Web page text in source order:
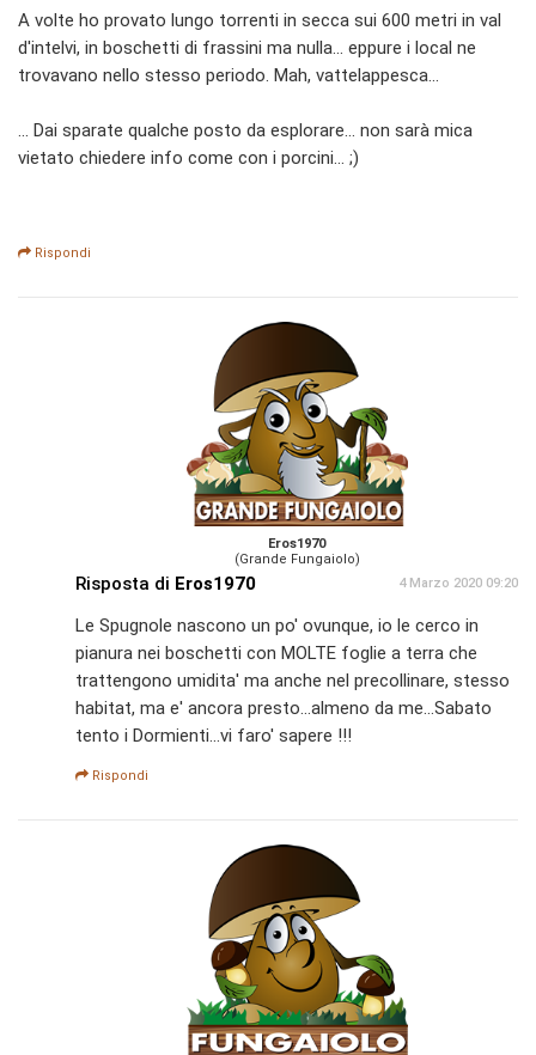
A volte ho provato lungo torrenti in secca sui 600 metri in val
d'intelvi, in boschetti di frassini ma nulla... eppure i local ne
trovavano nello stesso periodo. Mah, vattelappesca...
... Dai sparate qualche posto da esplorare... non sarà mica
vietato chiedere info come con i porcini... ;)
Rispondi
Eros1970
(Grande Fungaiolo)
Risposta di Eros1970 4 Marzo 2020 09:20
Le Spugnole nascono un po' ovunque, io le cerco in
pianura nei boschetti con MOLTE foglie a terra che
trattengono umidita' ma anche nel precollinare, stesso
habitat, ma e' ancora presto...almeno da me...Sabato
tento i Dormienti...vi faro' sapere !!!
Rispondi